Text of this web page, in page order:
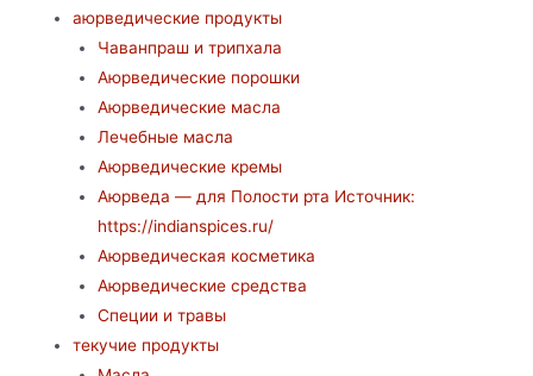
аюрведические продукты
Чаванпраш и трипхала
Аюрведические порошки
Аюрведические масла
Лечебные масла
Аюрведические кремы
Аюрведа — для Полости рта Источник:
https://indianspices.ru/
Аюрведическая косметика
Аюрведические средства
Специи и травы
текучие продукты